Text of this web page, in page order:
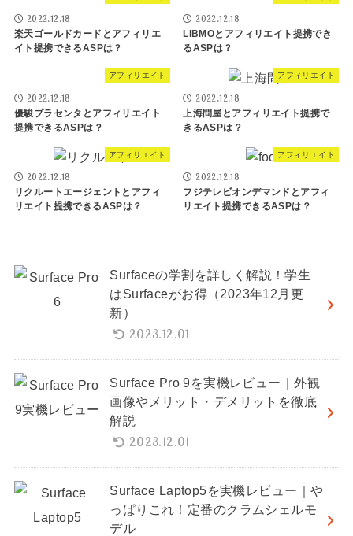
2022.12.18
楽天ゴールドカードとアフィリエ
イト提携できるASPは？
2022.12.18
LIBMOとアフィリエイト提携でき
るASPは？
アフィリエイト
2022.12.18
優駿プラセンタとアフィリエイト
提携できるASPは？
アフィリエイト
2022.12.18
上海問屋とアフィリエイト提携で
きるASPは？
アフィリエイト
2022.12.18
リクルートエージェントとアフィ
リエイト提携できるASPは？
アフィリエイト
2022.12.18
フジテレビオンデマンドとアフィ
リエイト提携できるASPは？
Surfaceの学割を詳しく解説！学生
はSurfaceがお得（2023年12月更
新）
2023.12.01
Surface Pro 9を実機レビュー｜外観
画像やメリット・デメリットを徹底
解説
2023.12.01
Surface Laptop5を実機レビュー｜や
っぱりこれ！定番のクラムシェルモ
デル